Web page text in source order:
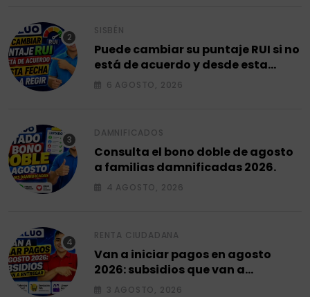
SISBÉN
Puede cambiar su puntaje RUI si no
está de acuerdo y desde esta
fecha empieza a regir en el 2026.
6 AGOSTO, 2026
DAMNIFICADOS
Consulta el bono doble de agosto
a familias damnificadas 2026.
4 AGOSTO, 2026
RENTA CIUDADANA
Van a iniciar pagos en agosto
2026: subsidios que van a
entregar.
3 AGOSTO, 2026